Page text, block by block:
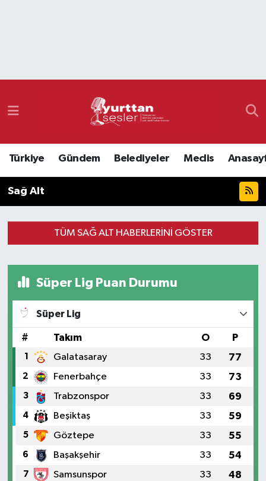
Türkiye Gündem Belediyeler Meclis
Sağ Alt
TÜM SAĞ ALT HABERLERINI GÖSTER
Süper Lig Puan Durumu
Süper Lig
# Takım O P
1 Galatasaray 33 77
2 Fenerbahçe 33 73
3 Trabzonspor 33 69
4 Beşiktaş 33 59
5 Göztepe 33 55
6 Başakşehir 33 54
7 Samsunspor 33 48
Namaz Vakitleri
Süper Lig Puan Durumu ve Fikstür
Tüm Manşetler
Son Dakika Haberleri